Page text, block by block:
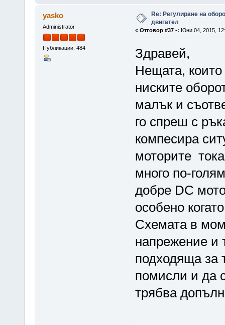
yasko
Administrator
Публикации: 484
Re: Регулиране на
двигател
« Отговор #37 -: Юни 04, 2015,
Здравей,
Нещата,
ниските
малък и
го спреш с
компесира
моторите
много по-
добре DC
особено
Схемата в
напрежение и
подходяща за
помисли и да
трябва